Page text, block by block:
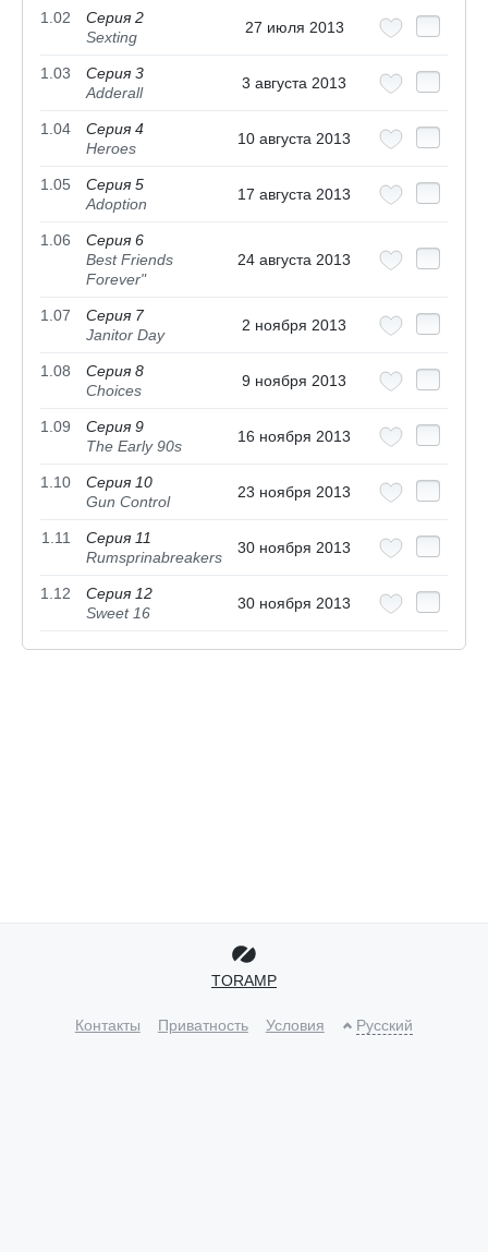
1.02
Серия 2
Sexting
27 июля 2013
1.03
Серия 3
Adderall
3 августа 2013
1.04
Серия 4
Heroes
10 августа 2013
1.05
Серия 5
Adoption
17 августа 2013
1.06
Серия 6
Best Friends
Forever"
24 августа 2013
1.07
Серия 7
Janitor Day
2 ноября 2013
1.08
Серия 8
Choices
9 ноября 2013
1.09
Серия 9
The Early 90s
16 ноября 2013
1.10
Серия 10
Gun Control
23 ноября 2013
1.11
Серия 11
Rumsprinabreakers
30 ноября 2013
1.12
Серия 12
Sweet 16
30 ноября 2013
TORAMP
Контакты Приватность Условия Русский